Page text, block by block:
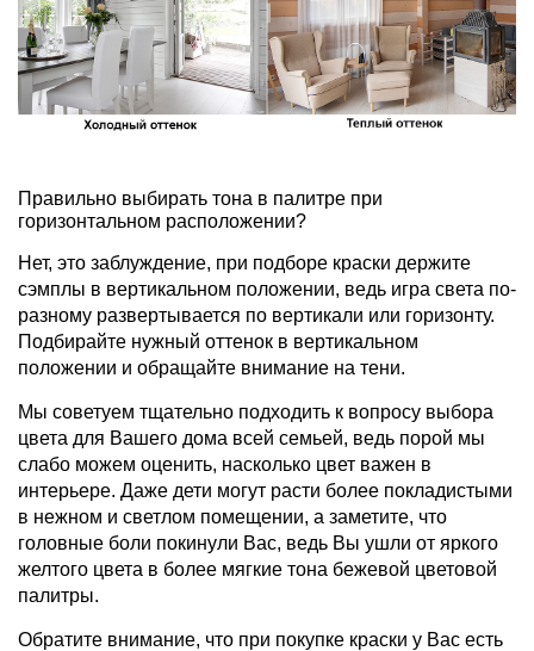
Правильно выбирать тона в палитре при
горизонтальном расположении?
Нет, это заблуждение, при подборе краски держите
сэмплы в вертикальном положении, ведь игра света по-
разному развертывается по вертикали или горизонту.
Подбирайте нужный оттенок в вертикальном
положении и обращайте внимание на тени.
Мы советуем тщательно подходить к вопросу выбора
цвета для Вашего дома всей семьей, ведь порой мы
слабо можем оценить, насколько цвет важен в
интерьере. Даже дети могут расти более покладистыми
в нежном и светлом помещении, а заметите, что
головные боли покинули Вас, ведь Вы ушли от яркого
желтого цвета в более мягкие тона бежевой цветовой
палитры.
Обратите внимание, что при покупке краски у Вас есть